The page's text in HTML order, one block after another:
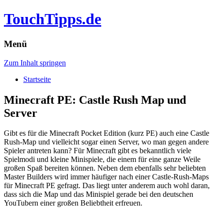
TouchTipps.de
Menü
Zum Inhalt springen
Startseite
Minecraft PE: Castle Rush Map und
Server
Gibt es für die Minecraft Pocket Edition (kurz PE) auch eine Castle
Rush-Map und vielleicht sogar einen Server, wo man gegen andere
Spieler antreten kann? Für Minecraft gibt es bekanntlich viele
Spielmodi und kleine Minispiele, die einem für eine ganze Weile
großen Spaß bereiten können. Neben dem ebenfalls sehr beliebten
Master Builders wird immer häufiger nach einer Castle-Rush-Maps
für Minecraft PE gefragt. Das liegt unter anderem auch wohl daran,
dass sich die Map und das Minispiel gerade bei den deutschen
YouTubern einer großen Beliebtheit erfreuen.